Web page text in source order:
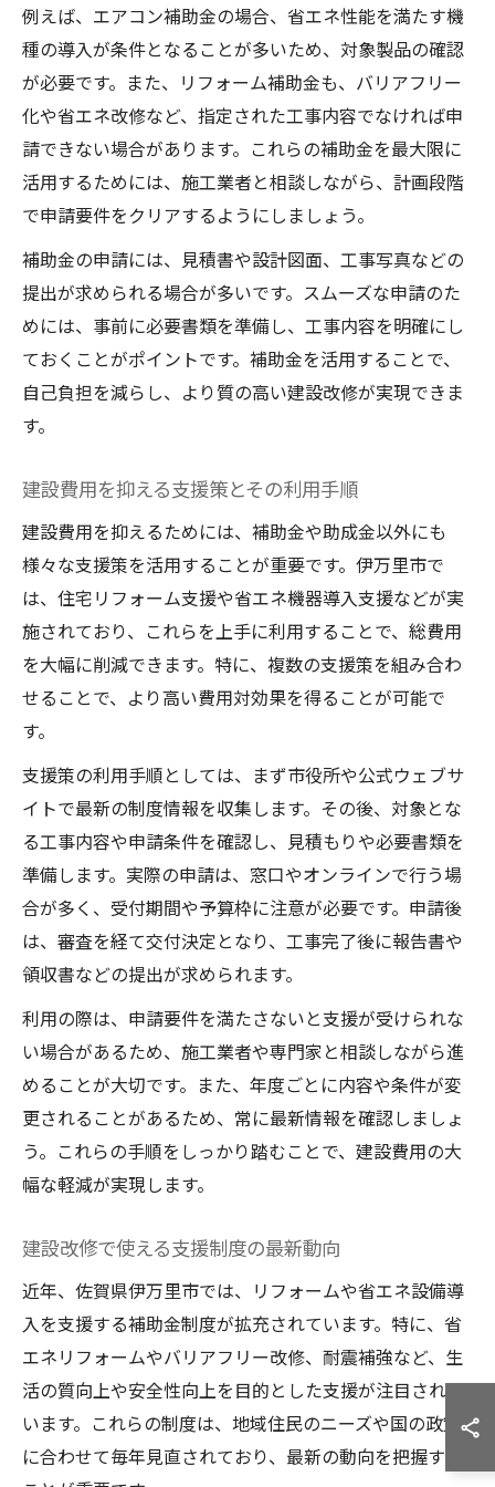
例えば、エアコン補助金の場合、省エネ性能を満たす機
種の導入が条件となることが多いため、対象製品の確認
が必要です。また、リフォーム補助金も、バリアフリー
化や省エネ改修など、指定された工事内容でなければ申
請できない場合があります。これらの補助金を最大限に
活用するためには、施工業者と相談しながら、計画段階
で申請要件をクリアするようにしましょう。
補助金の申請には、見積書や設計図面、工事写真などの
提出が求められる場合が多いです。スムーズな申請のた
めには、事前に必要書類を準備し、工事内容を明確にし
ておくことがポイントです。補助金を活用することで、
自己負担を減らし、より質の高い建設改修が実現できま
す。
建設費用を抑える支援策とその利用手順
建設費用を抑えるためには、補助金や助成金以外にも
様々な支援策を活用することが重要です。伊万里市で
は、住宅リフォーム支援や省エネ機器導入支援などが実
施されており、これらを上手に利用することで、総費用
を大幅に削減できます。特に、複数の支援策を組み合わ
せることで、より高い費用対効果を得ることが可能で
す。
支援策の利用手順としては、まず市役所や公式ウェブサ
イトで最新の制度情報を収集します。その後、対象とな
る工事内容や申請条件を確認し、見積もりや必要書類を
準備します。実際の申請は、窓口やオンラインで行う場
合が多く、受付期間や予算枠に注意が必要です。申請後
は、審査を経て交付決定となり、工事完了後に報告書や
領収書などの提出が求められます。
利用の際は、申請要件を満たさないと支援が受けられな
い場合があるため、施工業者や専門家と相談しながら進
めることが大切です。また、年度ごとに内容や条件が変
更されることがあるため、常に最新情報を確認しましょ
う。これらの手順をしっかり踏むことで、建設費用の大
幅な軽減が実現します。
建設改修で使える支援制度の最新動向
近年、佐賀県伊万里市では、リフォームや省エネ設備導
入を支援する補助金制度が拡充されています。特に、省
エネリフォームやバリアフリー改修、耐震補強など、生
活の質向上や安全性向上を目的とした支援が注目されて
います。これらの制度は、地域住民のニーズや国の政策
に合わせて毎年見直されており、最新の動向を把握する